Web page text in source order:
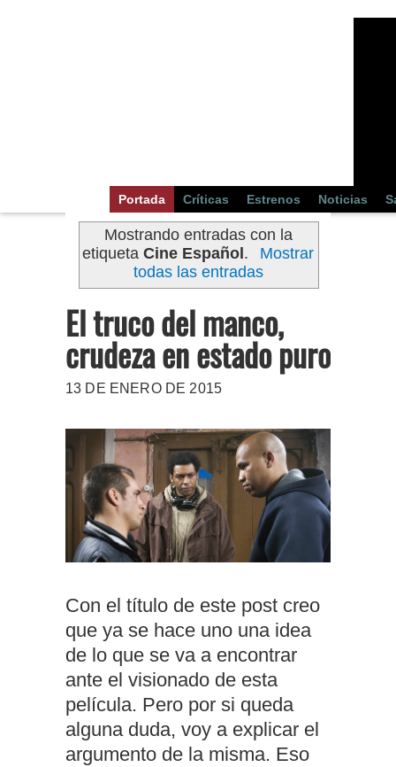
Portada Críticas Estrenos Noticias
Mostrando entradas con la
etiquetaCine Español .
Mostrar
todas las entradas
El truco del manco,
crudeza en estado puro
13 DE ENERO DE 2015
Con el título de este post creo
que ya se hace uno una idea
de lo que se va a encontrar
ante el visionado de esta
película. Pero por si queda
alguna duda, voy a explicar el
argumento de la misma. Eso